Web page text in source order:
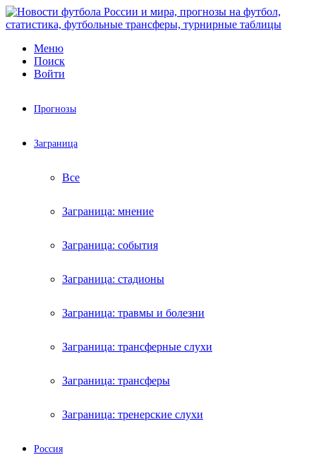
Меню
Поиск
Войти
Прогнозы
Заграница
Все
Заграница: мнение
Заграница: события
Заграница: стадионы
Заграница: травмы и болезни
Заграница: трансферные слухи
Заграница: трансферы
Заграница: тренерские слухи
Россия